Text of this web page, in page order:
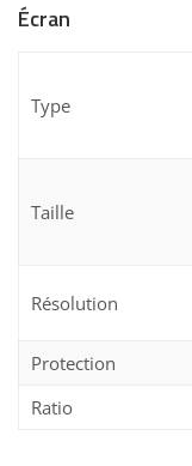
Écran
Type
Taille
Résolution
Protection
Ratio